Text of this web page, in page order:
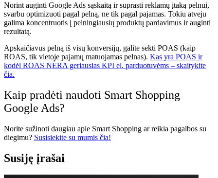
Norint auginti Google Ads sąskaitą ir suprasti reklamų įtaką pelnui,
svarbu optimizuoti pagal pelną, ne tik pagal pajamas. Tokiu atveju
galima koncentruotis į pelningiausių produktų pardavimus ir auginti
rezultatą.
Apskaičiavus pelną iš visų konversijų, galite sekti POAS (kaip
ROAS, tik vietoje pajamų matuojamas pelnas). Kas yra POAS ir
kodėl ROAS NĖRA geriausias KPI el. parduotuvėms – skaitykite
čia.
Kaip pradėti naudoti Smart Shopping
Google Ads?
Norite sužinoti daugiau apie Smart Shopping ar reikia pagalbos su
diegimu? Susisiekite su mumis čia!
Susiję įrašai